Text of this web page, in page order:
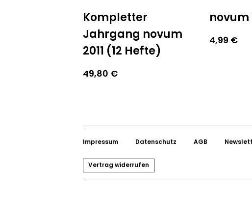
Kompletter
Jahrgang novum
2011 (12 Hefte)
49,80 €
novum
4,99 €
Impressum Datenschutz AGB
Vertrag widerrufen